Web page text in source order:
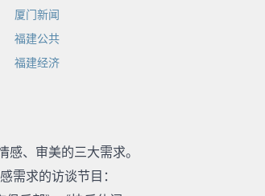
厦门新闻
福建公共
福建经济
、审美的三大需求。
需求的访谈节目：